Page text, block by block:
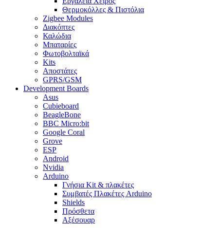
Θερμοκόλλες & Πιστόλια
Zigbee Modules
Διακόπτες
Καλώδια
Μπαταρίες
Φωτοβολταϊκά
Kits
Αποστάτες
GPRS/GSM
Development Boards
Asus
Cubieboard
BeagleBone
BBC Micro:bit
Google Coral
Grove
ESP
Android
Nvidia
Arduino
Γνήσια Kit & πλακέτες
Συμβατές Πλακέτες Arduino
Shields
Πρόσθετα
Αξέσουαρ